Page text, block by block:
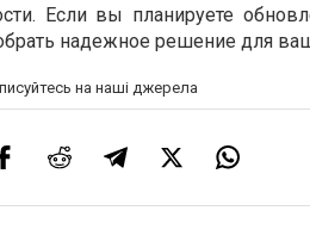
Если вы планируете
надежное решение для
на наші джерела